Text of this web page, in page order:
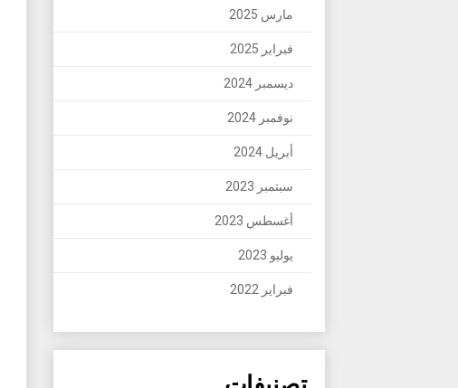
مارس 2025
فبراير 2025
ديسمبر 2024
نوفمبر 2024
أبريل 2024
سبتمبر 2023
أغسطس 2023
يوليو 2023
فبراير 2022